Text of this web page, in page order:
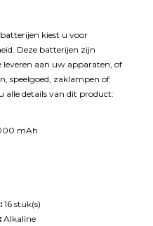
kiest u voor
Deze batterijen zijn
aan uw apparaten, of
speelgoed, zaklampen of
alle details van dit product:
mAh
16 stuk(s)
Alkaline